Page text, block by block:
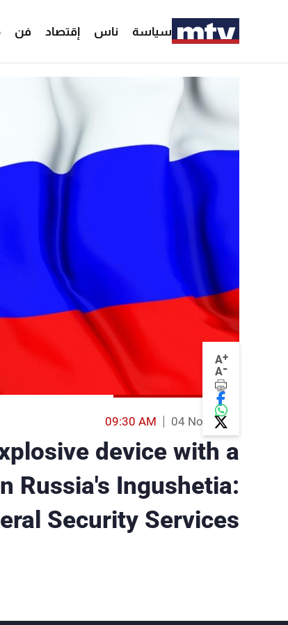
سياسة ناس إقتصاد فن
A+
A-
04 Nov 2015
09:30 AM
device with a
Russia's Ingushetia:
Security Services